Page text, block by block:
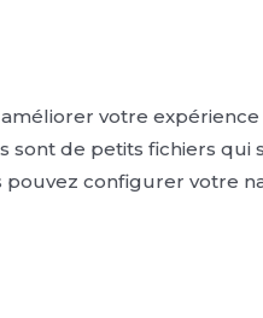
votre
sont de petits fichiers
configurer votre